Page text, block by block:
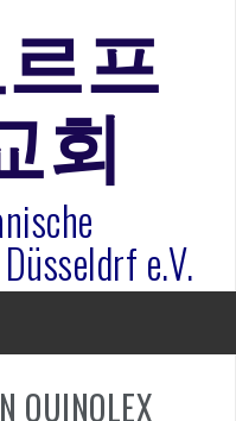
권사
기(요한복음 15:1-17) 손
프
회
e.V.